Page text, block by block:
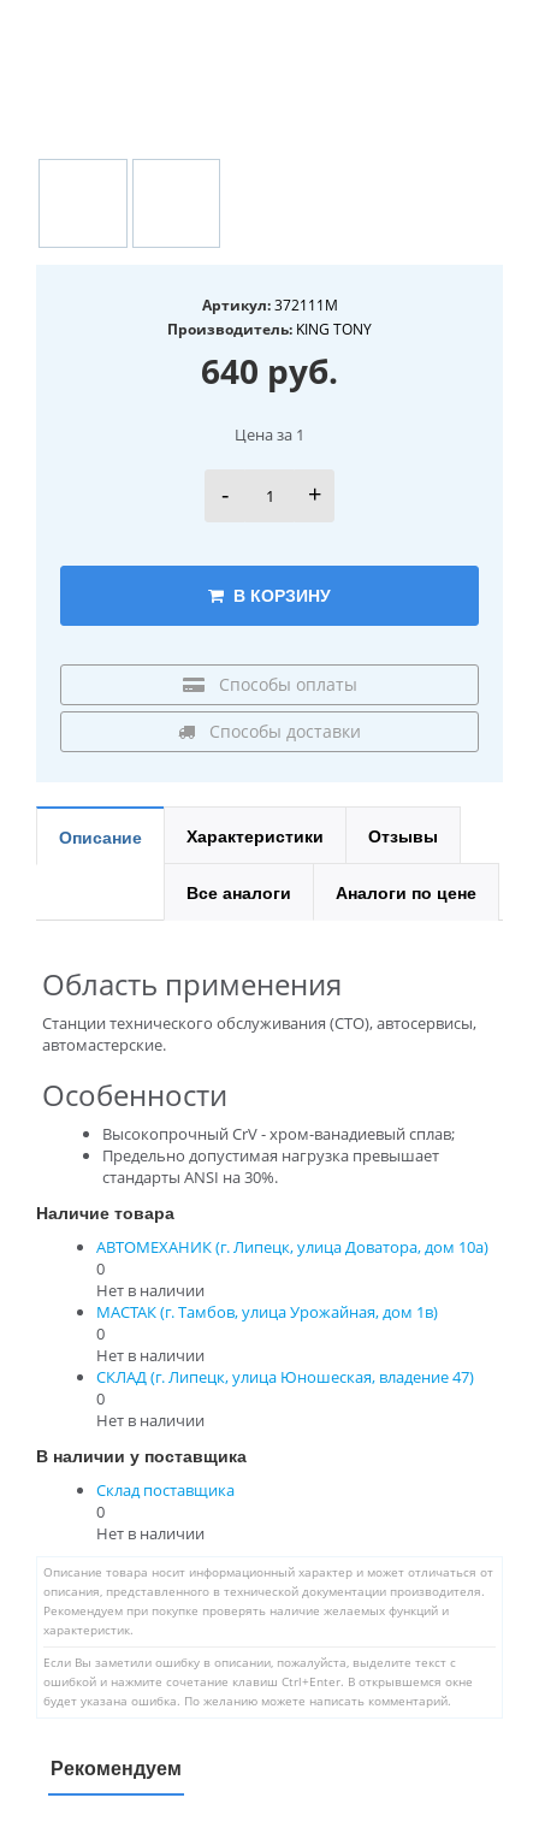
Артикул:372111M
Производитель: KING TONY
640 руб.
Цена за 1
- +
В КОРЗИНУ
Способы оплаты
Способы доставки
Описание Характеристики Отзывы
Все аналоги Аналоги по цене
Область применения
Станции технического обслуживания (СТО), автосервисы,
автомастерские.
Особенности
Высокопрочный CrV - хром-ванадиевый сплав;
Предельно допустимая нагрузка превышает
стандарты ANSI на 30%.
Наличие товара
АВТОМЕХАНИК (г. Липецк, улица Доватора, дом 10а)
0
Нет в наличии
МАСТАК (г. Тамбов, улица Урожайная, дом 1в)
0
Нет в наличии
СКЛАД (г. Липецк, улица Юношеская, владение 47)
0
Нет в наличии
В наличии у поставщика
Склад поставщика
0
Нет в наличии
Описание товара носит информационный характер и может отличаться от
описания, представленного в технической документации производителя.
Рекомендуем при покупке проверять наличие желаемых функций и
характеристик.
Если Вы заметили ошибку в описании, пожалуйста, выделите текст с
ошибкой и нажмите сочетание клавиш Ctrl+Enter. В открывшемся окне
будет указана ошибка. По желанию можете написать комментарий.
Рекомендуем